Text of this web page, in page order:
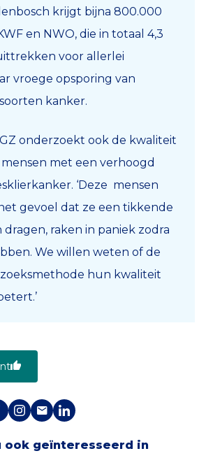
krijgt bijna 800.000
en NWO, die in totaal 4,3
voor allerlei
vroege opsporing van
kanker.
onderzoekt ook de kwaliteit
met een verhoogd
‘Deze mensen
gevoel dat ze een tikkende
raken in paniek zodra
We willen weten of de
hun kwaliteit
ook geïnteresseerd in